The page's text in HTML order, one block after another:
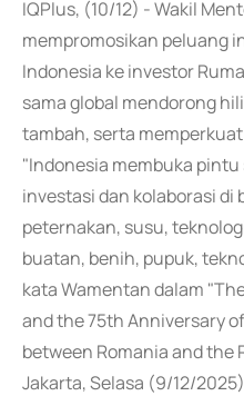
IQPlus, (10/12) - Wakil
mempromosikan peluang
Indonesia ke investor
sama global mendorong
tambah, serta
"Indonesia membuka
investasi dan kolaborasi di
peternakan, susu,
buatan, benih, pupuk,
kata Wamentan dalam
and the 75th Anniversary
between Romania and the
Jakarta, Selasa (9/12/